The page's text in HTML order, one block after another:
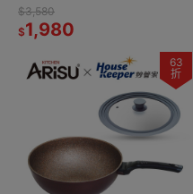
袋) 可拆式手把 BBQ燒烤盤 不
沾烤盤
$3,580
$1,980
63
折